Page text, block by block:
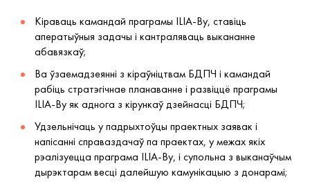
Кіраваць камандай праграмы ILIA-By, ставіць
аператыўныя задачы і кантраляваць выкананне
абавязкаў;
Ва ўзаемадзеянні з кіраўніцтвам БДПЧ і камандай
рабіць стратэгічнае планаванне і развіццё праграмы
ILIA-Bу як аднога з кірункаў дзейнасці БДПЧ;
Удзельнічаць у падрыхтоўцы праектных заявак і
напісанні справаздачаў па праектах, у межах якіх
рэалізуецца праграма ILIA-By, і супольна з выканаўчым
дырэктарам весці далейшую камунікацыю з донарамі;